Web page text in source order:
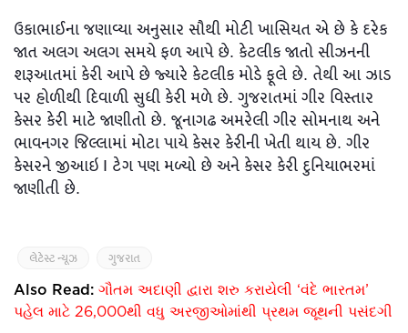
ઉકાભાઈના જણાવ્યા અનુસાર સૌથી મોટી ખાસિયત એ છે કે દરેક
જાત અલગ અલગ સમયે ફળ આપે છે. કેટલીક જાતો સીઝનની
શરૂઆતમાં કેરી આપે છે જ્યારે કેટલીક મોડે ફૂલે છે. તેથી આ ઝાડ
પર હોળીથી દિવાળી સુધી કેરી મળે છે. ગુજરાતમાં ગીર વિસ્તાર
કેસર કેરી માટે જાણીતો છે. જૂનાગઢ અમરેલી ગીર સોમનાથ અને
ભાવનગર જિલ્લામાં મોટા પાયે કેસર કેરીની ખેતી થાય છે. ગીર
કેસરને જીઆઇ I ટેગ પણ મળ્યો છે અને કેસર કેરી દુનિયાભરમાં
જાણીતી છે.
લેટેસ્ટ ન્યૂઝ ગુજરાત
Also Read: ગૌતમ અદાણી દ્વારા શરુ કરાયેલી ‘વંદે ભારતમ’
પહેલ માટે 26,000થી વધુ અરજીઓમાંથી પ્રથમ જૂથની પસંદગી